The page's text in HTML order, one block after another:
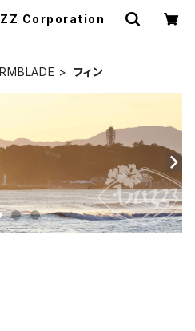
Corporation
フィン